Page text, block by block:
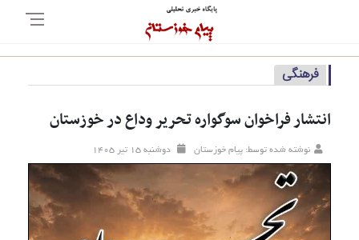
فرهنگی
انتشار فراخوان سوگواره تحریر وداع در خوزستان
نوشته شده توسط: پیام خوزستان دوشنبه ۱۵ تير ۱۴۰۵